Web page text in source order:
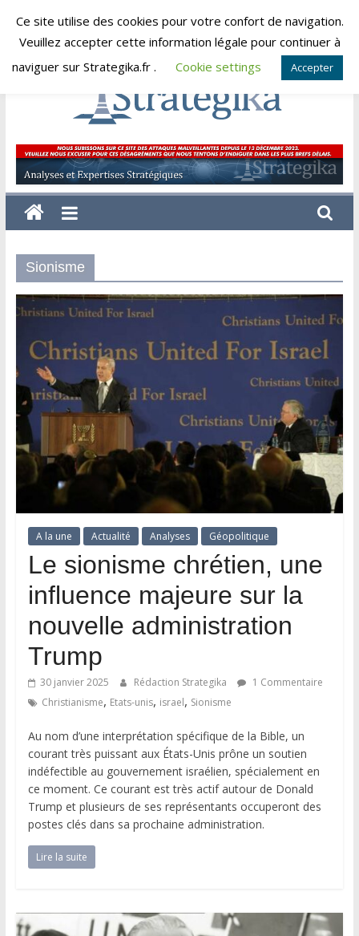
Skip
lundi, août 10, 2026
Strategika
Expertise
et
Analyses
Sionisme
A la une Actualité Analyses Géopolitique
Le sionisme chrétien, une
influence majeure sur la
nouvelle administration
Trump
30 janvier 2025 Rédaction Strategika
1 Commentaire
Christianisme, Etats-unis, israel, Sionisme
Au nom d’une interprétation spécifique de la Bible, un
courant très puissant aux États-Unis prône un soutien
indéfectible au gouvernement israélien, spécialement en
ce moment. Ce courant est très actif autour de Donald
Trump et plusieurs de ses représentants occuperont des
postes clés dans sa prochaine administration.
Lire la suite
Ce site utilise des cookies pour votre confort de navigation.
Veuillez accepter cette information légale pour continuer à
naviguer sur Strategika.fr .
Cookie settings Accepter